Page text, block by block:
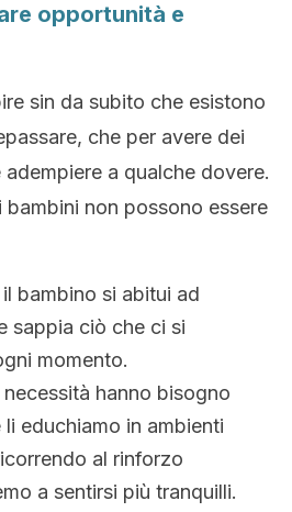
opportunità e
sin da subito che esistono
che per avere dei
a qualche dovere.
bambini non possono essere
bambino si abitui ad
sappia ciò che ci si
momento.
hanno bisogno
educhiamo in ambienti
al rinforzo
a sentirsi più tranquilli.